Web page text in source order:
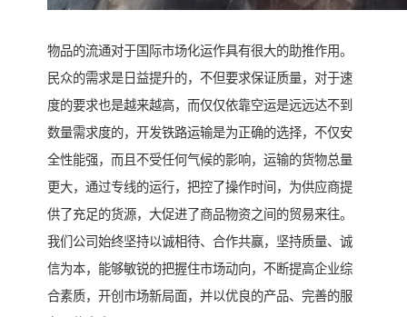
物品的流通对于国际市场化运作具有很大的助推作用。
民众的需求是日益提升的，不但要求保证质量，对于速
度的要求也是越来越高，而仅仅依靠空运是远远达不到
数量需求度的，开发铁路运输是为正确的选择，不仅安
全性能强，而且不受任何气候的影响，运输的货物总量
更大，通过专线的运行，把控了操作时间，为供应商提
供了充足的货源，大促进了商品物资之间的贸易来往。
我们公司始终坚持以诚相待、合作共赢，坚持质量、诚
信为本，能够敏锐的把握住市场动向，不断提高企业综
合素质，开创市场新局面，并以优良的产品、完善的服